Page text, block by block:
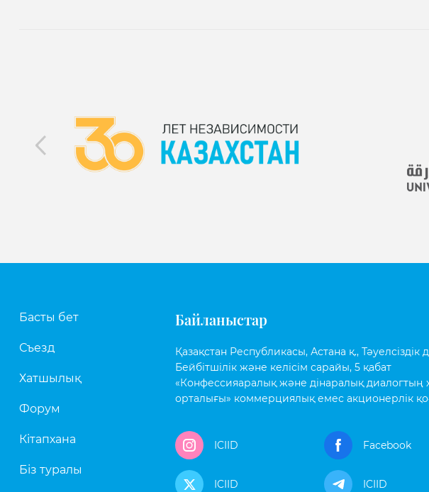
Басты бет
Съезд
Хатшылық
Форум
Кітапхана
Біз туралы
Байланыстар
Қазақстан Республикасы, Астана қ., Тәуелсіздік
Бейбітшілік және келісім сарайы, 5 қабат
«Конфессияаралық және дінаралық диалогтың
орталығы» коммерциялық емес акционерлік
ICIID Facebook
ICIID ICIID